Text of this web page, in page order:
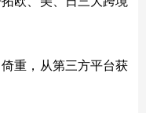
重，从第三方平台获